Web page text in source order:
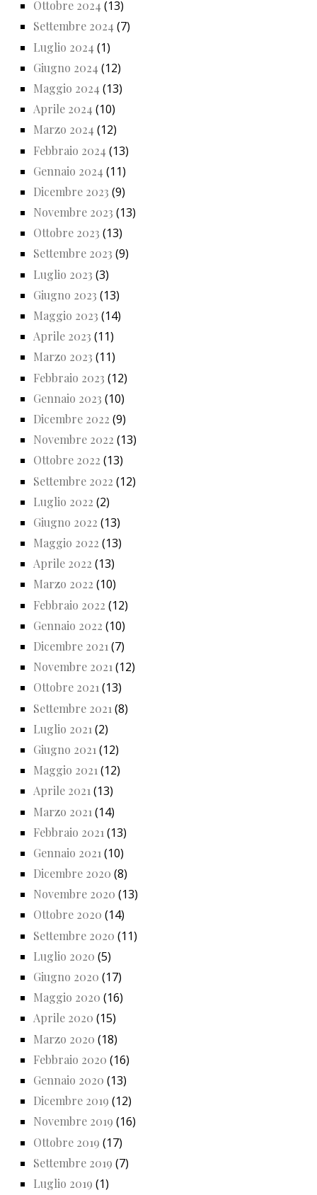
Ottobre 2024 (13)
Settembre 2024 (7)
Luglio 2024 (1)
Giugno 2024 (12)
Maggio 2024 (13)
Aprile 2024 (10)
Marzo 2024 (12)
Febbraio 2024 (13)
Gennaio 2024 (11)
Dicembre 2023 (9)
Novembre 2023 (13)
Ottobre 2023 (13)
Settembre 2023 (9)
Luglio 2023 (3)
Giugno 2023 (13)
Maggio 2023 (14)
Aprile 2023 (11)
Marzo 2023 (11)
Febbraio 2023 (12)
Gennaio 2023 (10)
Dicembre 2022 (9)
Novembre 2022 (13)
Ottobre 2022 (13)
Settembre 2022 (12)
Luglio 2022 (2)
Giugno 2022 (13)
Maggio 2022 (13)
Aprile 2022 (13)
Marzo 2022 (10)
Febbraio 2022 (12)
Gennaio 2022 (10)
Dicembre 2021 (7)
Novembre 2021(12)
Ottobre 2021(13)
Settembre 2021 (8)
Luglio 2021 (2)
Giugno 2021 (12)
Maggio 2021 (12)
Aprile 2021(13)
Marzo 2021 (14)
Febbraio 2021 (13)
Gennaio 2021 (10)
Dicembre 2020 (8)
Novembre 2020 (13)
Ottobre 2020 (14)
Settembre 2020 (11)
Luglio 2020 (5)
Giugno 2020 (17)
Maggio 2020 (16)
Aprile 2020 (15)
Marzo 2020 (18)
Febbraio 2020 (16)
Gennaio 2020 (13)
Dicembre 2019 (12)
Novembre 2019 (16)
Ottobre 2019 (17)
Settembre 2019 (7)
Luglio 2019 (1)